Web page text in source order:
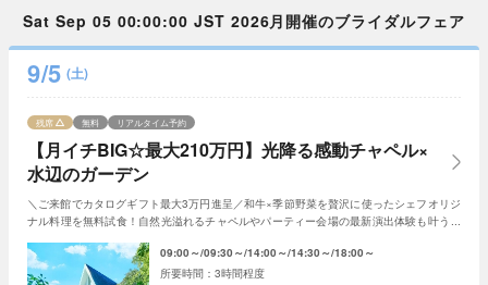
Sat Sep 05 00:00:00 JST 2026月開催のブライダルフェア
9/5 (土)
【月イチBIG☆最大210万円】光降る感動チャペル×
水辺のガーデン
残席 無料 リアルタイム予約
＼ご来館でカタログギフト最大3万円進呈／和牛×季節野菜を贅沢に使ったシェフオリジ
ナル料理を無料試食！自然光溢れるチャペルやパーティー会場の最新演出体験も叶う！
09:00～ 09:30～ 14:00～ 14:30～ 18:00～
3時間程度